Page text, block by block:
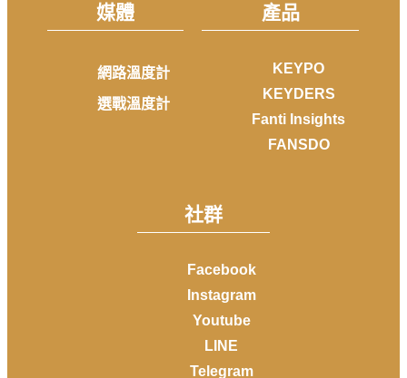
媒體
網路溫度計
選戰溫度計
產品
KEYPO
KEYDERS
Fanti Insights
FANSDO
社群
Facebook
Instagram
Youtube
LINE
Telegram